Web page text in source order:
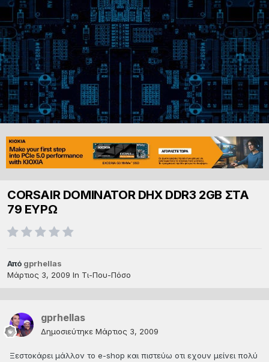
CORSAIR DOMINATOR DHX DDR3 2GB ΣΤΑ
79 ΕΥΡΩ
Από gprhellas
Μάρτιος 3, 2009 In Τι-Που-Πόσο
gprhellas
Δημοσιεύτηκε Μάρτιος 3, 2009
Ξεστοκάρει μάλλον το e-shop και πιστεύω οτι εχουν μείνει πολύ